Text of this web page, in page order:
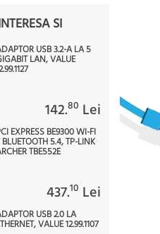
SI
USB 3.2-A LA 5
LAN, VALUE
142.80 Lei
EXPRESS BE9300 WI-FI
5.4, TP-LINK
TBE552E
437.10 Lei
USB 2.0 LA
VALUE 12.99.1107